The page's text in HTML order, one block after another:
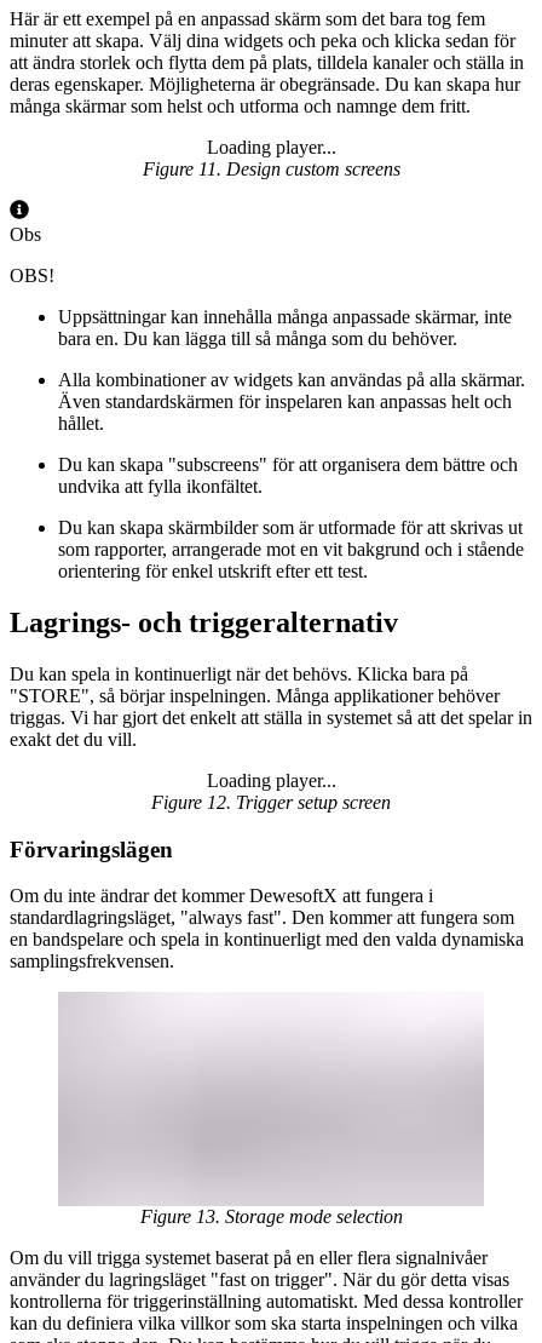
Här är ett exempel på en anpassad skärm som det bara tog fem
minuter att skapa. Välj dina widgets och peka och klicka sedan för
att ändra storlek och flytta dem på plats, tilldela kanaler och ställa in
deras egenskaper. Möjligheterna är obegränsade. Du kan skapa hur
många skärmar som helst och utforma och namnge dem fritt.
Loading player...
Loading video...Figure 11. Design custom screens
Obs
OBS!
Uppsättningar kan innehålla många anpassade skärmar, inte
bara en. Du kan lägga till så många som du behöver.
Alla kombinationer av widgets kan användas på alla skärmar.
Även standardskärmen för inspelaren kan anpassas helt och
hållet.
Du kan skapa "subscreens" för att organisera dem bättre och
undvika att fylla ikonfältet.
Du kan skapa skärmbilder som är utformade för att skrivas ut
som rapporter, arrangerade mot en vit bakgrund och i stående
orientering för enkel utskrift efter ett test.
Lagrings- och triggeralternativ
Du kan spela in kontinuerligt när det behövs. Klicka bara på
"STORE", så börjar inspelningen. Många applikationer behöver
triggas. Vi har gjort det enkelt att ställa in systemet så att det spelar in
exakt det du vill.
Loading player...
Loading video...Figure 12. Trigger setup screen
Förvaringslägen
Om du inte ändrar det kommer DewesoftX att fungera i
standardlagringsläget, "always fast". Den kommer att fungera som
en bandspelare och spela in kontinuerligt med den valda dynamiska
samplingsfrekvensen.
Figure 13. Storage mode selection
Om du vill trigga systemet baserat på en eller flera signalnivåer
använder du lagringsläget "fast on trigger". När du gör detta visas
kontrollerna för triggerinställning automatiskt. Med dessa kontroller
kan du definiera vilka villkor som ska starta inspelningen och vilka